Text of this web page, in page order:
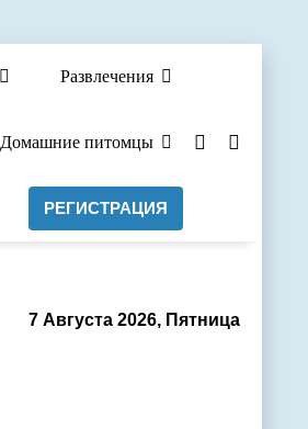
Развлечения
Домашние питомцы
РЕГИСТРАЦИЯ
7 Августа 2026, Пятница